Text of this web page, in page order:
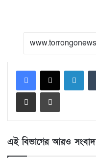
LinkedIn
এই বিভাগের আরও সংবাদ